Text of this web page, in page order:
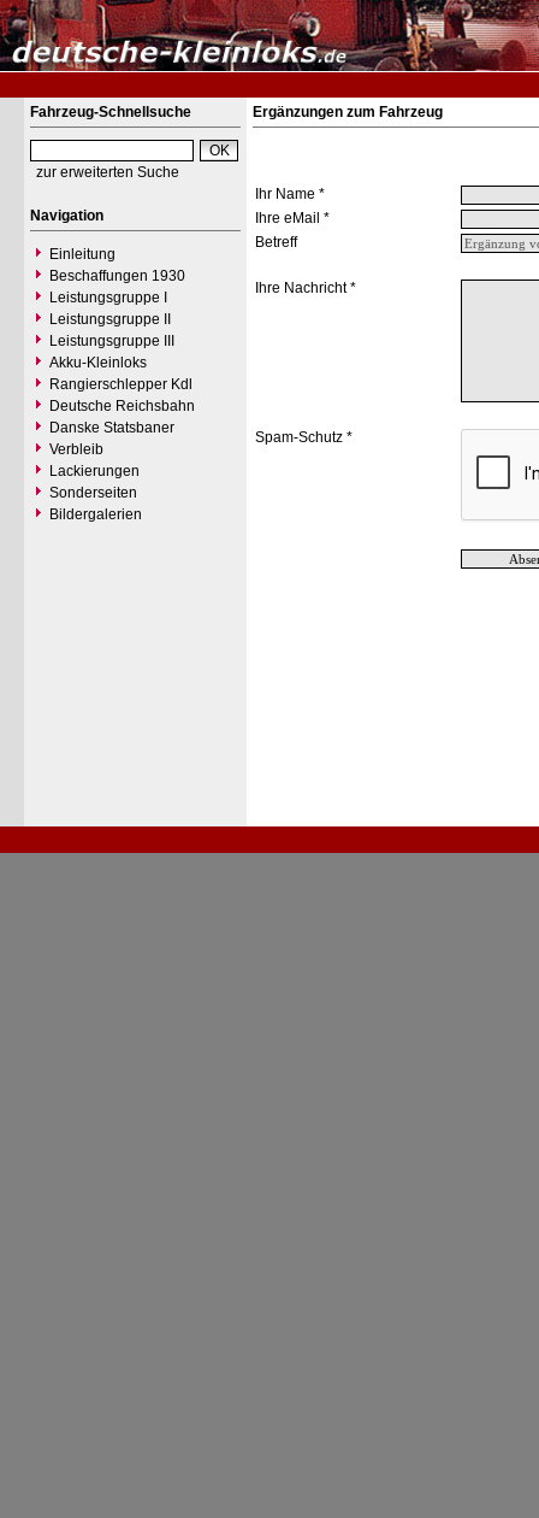
Fahrzeug-Schnellsuche
zur erweiterten Suche
Navigation
Einleitung
Beschaffungen 1930
Leistungsgruppe I
Leistungsgruppe II
Leistungsgruppe III
Akku-Kleinloks
Rangierschlepper Kdl
Deutsche Reichsbahn
Danske Statsbaner
Verbleib
Lackierungen
Sonderseiten
Bildergalerien
Ergänzungen zum Fahrzeug
Ihr Name *
Ihre eMail *
Betreff
Ihre Nachricht *
Spam-Schutz *